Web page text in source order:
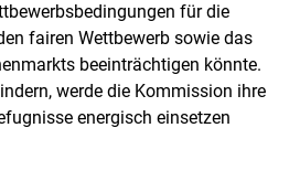
für die
fairen Wettbewerb sowie das
beeinträchtigen könnte.
werde die Kommission ihre
energisch einsetzen